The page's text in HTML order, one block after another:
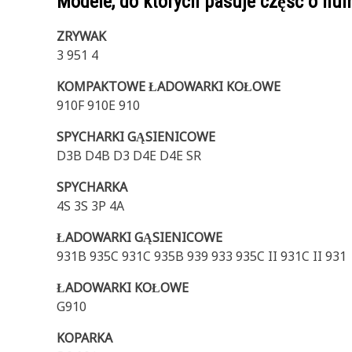
ZRYWAK
3 951 4
KOMPAKTOWE ŁADOWARKI KOŁOWE
910F 910E 910
SPYCHARKI GĄSIENICOWE
D3B D4B D3 D4E D4E SR
SPYCHARKA
4S 3S 3P 4A
ŁADOWARKI GĄSIENICOWE
931B 935C 931C 935B 939 933 935C II 931C II 931
ŁADOWARKI KOŁOWE
G910
KOPARKA